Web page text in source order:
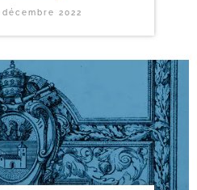
décembre 2022